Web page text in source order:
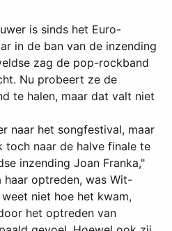
is sinds het Euro-
in de ban van de inzending
zag de pop-rockband
Nu probeert ze de
te halen, maar dat valt niet
naar het songfestival, maar
naar de halve finale te
inzending Joan Franka,"
haar optreden, was Wit-
niet hoe het kwam,
het optreden van